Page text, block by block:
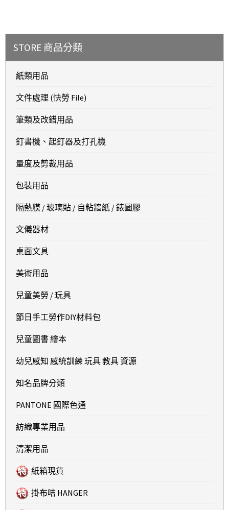
STORE 商品分類
紙類用品
文件處理 (快勞 File)
筆類及改錯用品
釘書機、起釘器及打孔機
量度及剪裁用品
包裝用品
隔熱膜 / 玻璃貼 / 自粘牆紙 / 錶圖膠
文儀器材
桌面文具
美術用品
兒童美勞 / 玩具
節日手工勞作DIY材料包
兒童圖書 繪本
幼兒感知 感統訓練 玩具 教具 資源
知名品牌分類
PANTONE 國際色通
紡織專業用品
清潔用品
紙箱現貨
掛布咭 HANGER